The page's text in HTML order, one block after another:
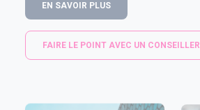
EN SAVOIR PLUS
FAIRE LE POINT AVEC UN CONSEILLER